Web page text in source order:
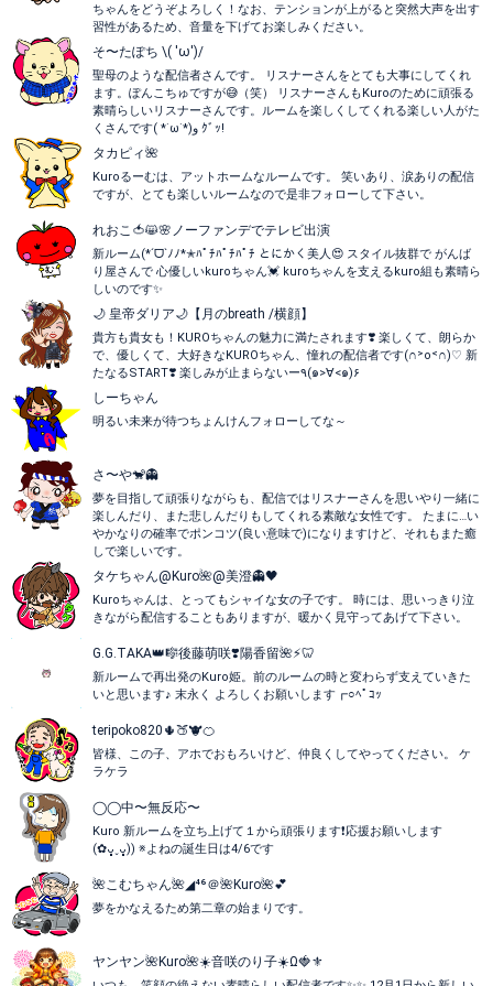
ちゃんをどうぞよろしく！なお、テンションが上がると突然大声を出す
習性があるため、音量を下げてお楽しみください。
そ〜たぽち \( 'ω')/
聖母のような配信者さんです。 リスナーさんをとても大事にしてくれ
ます。ぽんこちゅですが😅（笑） リスナーさんもKuroのために頑張る
素晴らしいリスナーさんです。ルームを楽しくしてくれる楽しい人がた
くさんです( *˙ω˙*)و ｸﾞｯ!
タカピィ🌺
Kuroるーむは、アットホームなルームです。 笑いあり、涙ありの配信
ですが、とても楽しいルームなので是非フォローして下さい。
れおこ🍅😸🌸ノーファンデでテレビ出演
新ルーム(*ˊᗜˋﾉﾉ*✭ﾊﾟﾁﾊﾟﾁﾊﾟﾁ とにかく美人😍 スタイル抜群で がんば
り屋さんで 心優しいkuroちゃん💓 kuroちゃんを支えるkuro組も素晴ら
しいのです✨
🌙 皇帝ダリア🌙【月のbreath /横顔】
貴方も貴女も！KUROちゃんの魅力に満たされます❣️ 楽しくて、朗らか
で、優しくて、大好きなKUROちゃん、憧れの配信者です(∩˃o˂∩)♡ 新
たなるSTART❣️ 楽しみが止まらないー٩(๑>∀<๑)۶
しーちゃん
明るい未来が待つちょんけんフォローしてな～
さ〜や🐒👻
夢を目指して頑張りながらも、配信ではリスナーさんを思いやり一緒に
楽しんだり、また悲しんだりもしてくれる素敵な女性です。 たまに…い
やかなりの確率でポンコツ(良い意味で)になりますけど、それもまた癒
しで楽しいです。
タケちゃん@Kuro🌺@美澄👻🖤
Kuroちゃんは、とってもシャイな女の子です。 時には、思いっきり泣
きながら配信することもありますが、暖かく見守ってあげて下さい。
G.G.TAKA👑🎼後藤萌咲❣️陽香留🌺⚡🦷
新ルームで再出発のKuro姫。前のルームの時と変わらず支えていきた
いと思います♪ 末永く よろしくお願いします┏○ﾍﾟｺｯ
teripoko820🌵🍑🐮🍊
皆様、この子、アホでおもろいけど、仲良くしてやってください。 ケ
ラケラ
◯◯中〜無反応〜
Kuro 新ルームを立ち上げて１から頑張ります❗️応援お願いします
(✿ᴗ͈ˬᴗ͈)) ※よねの誕生日は4/6です
🌺こむちゃん🌺◢⁴⁶＠🌺Kuro🌺💕
夢をかなえるため第二章の始まりです。
ヤンヤン🌺Kuro🌺☀️音咲のり子☀️Ω🍓⚜️